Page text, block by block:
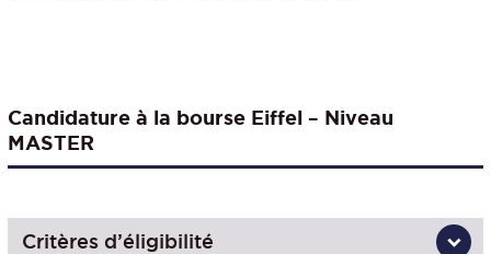
Candidature à la bourse Eiffel – Niveau
MASTER
Critères d’éligibilité